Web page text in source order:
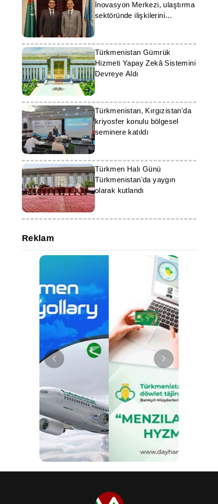
İnovasyon Merkezi, ulaştırma
sektöründe ilişkilerini
Türkmenistan Gümrük
Hizmeti Yapay Zekâ Sistemini
Devreye Aldı
Türkmenistan, Kırgızistan'da
kriyosfer konulu bölgesel
seminere katıldı
Türkmen Halı Günü
Türkmenistan'da yaygın
olarak kutlandı
Reklam